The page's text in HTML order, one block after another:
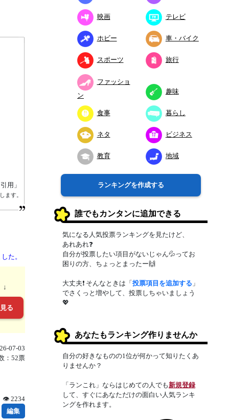
用」
ます。
た。
↓
る
07-03
：52票
👁 2234
編集
映画 テレビ
ホビー 車・バイク
スポーツ 旅行
ファッショ
ン
趣味
食事 暮らし
ネタ ビジネス
教育 地域
ランキングを作成する
誰でもカンタンに追加できる
気になる人気投票ランキングを見たけど、
あれあれ❓
自分が投票したい項目がないじゃん💦ってお
困りの方、ちょっとまったー🙌
大丈夫❗ そんなときは「投票項目を追加する 」
でさくっと増やして、投票しちゃいましょう
💖
あなたもランキング作りませんか
自分の好きなものの1位が何かって知りたくあ
りませんか？
「ランこれ」ならはじめての人でも新規登録
して、すぐにあなただけの面白い人気ランキ
ングを作れます。